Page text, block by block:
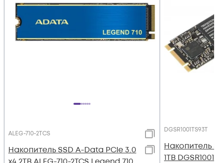
ALEG-710-2TCS
Накопитель SSD A-Data PCIe 3.0
DGSR1001TS93T
Накопитель
1TB